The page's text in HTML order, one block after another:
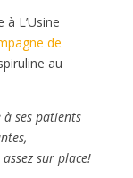
L’Usine
de
au
ses patients
sur place!